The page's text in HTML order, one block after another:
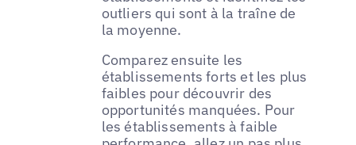
outliers qui sont à la traîne de
la moyenne.
Comparez ensuite les
établissements forts et les plus
faibles pour découvrir des
opportunités manquées. Pour
les établissements à faible